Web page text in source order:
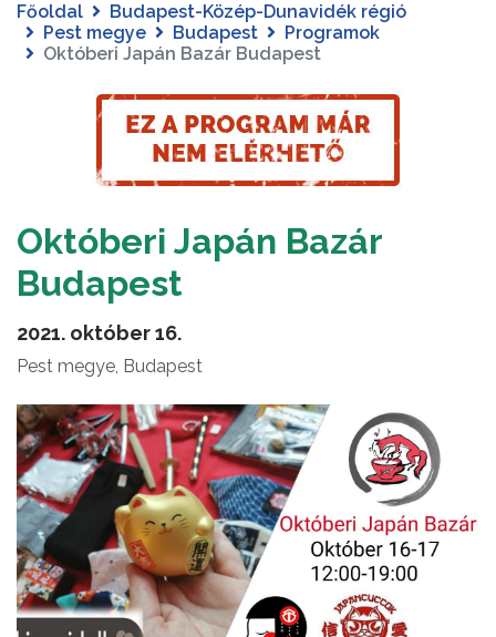
Főoldal
Budapest-Közép-Dunavidék régió
Pest megye
Budapest
Programok
Októberi Japán Bazár Budapest
Októberi Japán Bazár
Budapest
2021. október 16.
Pest megye, Budapest